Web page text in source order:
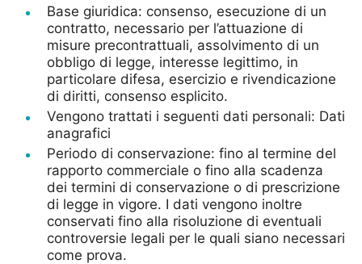
Base giuridica: consenso, esecuzione di un
contratto, necessario per l’attuazione di
misure precontrattuali, assolvimento di un
obbligo di legge, interesse legittimo, in
particolare difesa, esercizio e rivendicazione
di diritti, consenso esplicito.
Vengono trattati i seguenti dati personali: Dati
anagrafici
Periodo di conservazione: fino al termine del
rapporto commerciale o fino alla scadenza
dei termini di conservazione o di prescrizione
di legge in vigore. I dati vengono inoltre
conservati fino alla risoluzione di eventuali
controversie legali per le quali siano necessari
come prova.